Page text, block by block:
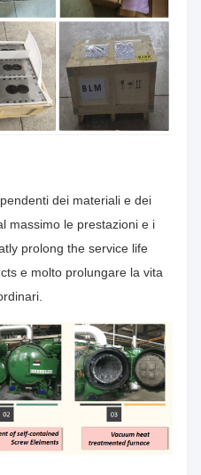
dei materiali e dei
massimo le prestazioni e i
prolong the service life
e molto prolungare la vita